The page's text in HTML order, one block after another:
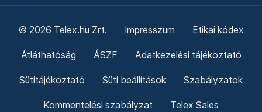
© 2026 Telex.hu Zrt. Impresszum Etikai kódex
Átláthatóság ÁSZF Adatkezelési tájékoztató
Sütitájékoztató Süti beállítások Szabályzatok
Kommentelési szabályzat Telex Sales